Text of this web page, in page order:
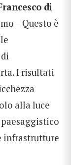
di
– Questo è
I risultati
alla luce
infrastrutture